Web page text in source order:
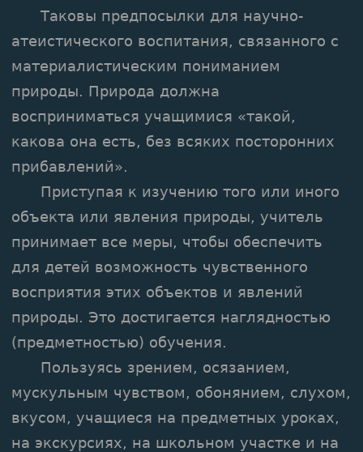
Таковы предпосылки для научно-
атеистического воспитания, связанного с
материалистическим пониманием
природы. Природа должна
восприниматься учащимися «такой,
какова она есть, без всяких посторонних
прибавлений».
Приступая к изучению того или иного
объекта или явления природы, учитель
принимает все меры, чтобы обеспечить
для детей возможность чувственного
восприятия этих объектов и явлений
природы. Это достигается наглядностью
(предметностью) обучения.
Пользуясь зрением, осязанием,
мускульным чувством, обонянием, слухом,
вкусом, учащиеся на предметных уроках,
на экскурсиях, на школьном участке и на